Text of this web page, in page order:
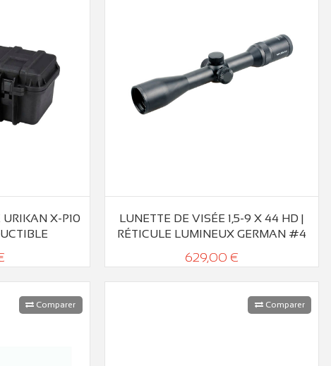
X-P10
LUNETTE DE VISÉE 1,5-9 X 44 HD |
RÉTICULE LUMINEUX GERMAN #4
629,00 €
Comparer Comparer